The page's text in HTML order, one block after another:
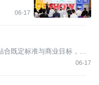
06-17
06-17
既定标准与商业目标，在
源头规避风险。